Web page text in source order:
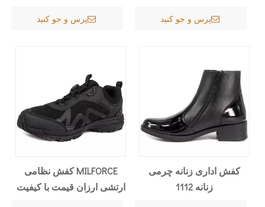
پرس و جو کنید پرس و جو کنید
کفش اداری زنانه چرمی
زنانه 1112
MILFORCE کفش نظامی
ارتشی ارزان قیمت با کیفیت